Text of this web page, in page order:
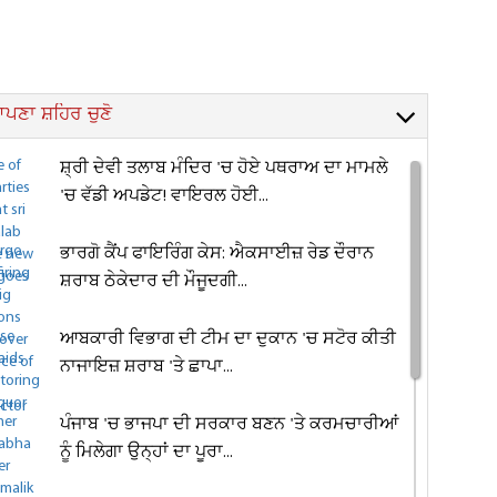
ਸ਼ਹਿਰ ਚੁਣੋ
ਸ਼੍ਰੀ ਦੇਵੀ ਤਲਾਬ ਮੰਦਿਰ 'ਚ ਹੋਏ ਪਥਰਾਅ ਦਾ ਮਾਮਲੇ
'ਚ ਵੱਡੀ ਅਪਡੇਟ! ਵਾਇਰਲ ਹੋਈ...
ਭਾਰਗੋ ਕੈਂਪ ਫਾਇਰਿੰਗ ਕੇਸ: ਐਕਸਾਈਜ਼ ਰੇਡ ਦੌਰਾਨ
ਸ਼ਰਾਬ ਠੇਕੇਦਾਰ ਦੀ ਮੌਜੂਦਗੀ...
ਆਬਕਾਰੀ ਵਿਭਾਗ ਦੀ ਟੀਮ ਦਾ ਦੁਕਾਨ 'ਚ ਸਟੋਰ ਕੀਤੀ
ਨਾਜਾਇਜ਼ ਸ਼ਰਾਬ 'ਤੇ ਛਾਪਾ...
ਪੰਜਾਬ 'ਚ ਭਾਜਪਾ ਦੀ ਸਰਕਾਰ ਬਣਨ 'ਤੇ ਕਰਮਚਾਰੀਆਂ
ਨੂੰ ਮਿਲੇਗਾ ਉਨ੍ਹਾਂ ਦਾ ਪੂਰਾ...